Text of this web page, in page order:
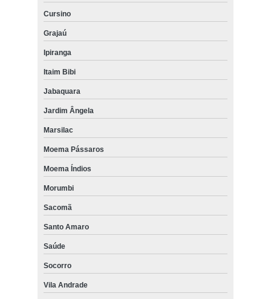
Cursino
Grajaú
Ipiranga
Itaim Bibi
Jabaquara
Jardim Ângela
Marsilac
Moema Pássaros
Moema Índios
Morumbi
Sacomã
Santo Amaro
Saúde
Socorro
Vila Andrade